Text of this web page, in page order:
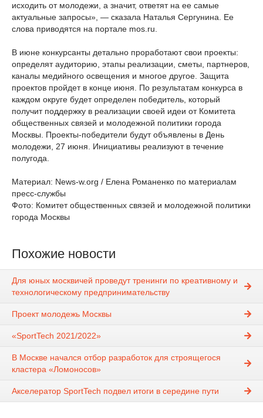
исходить от молодежи, а значит, ответят на ее самые
актуальные запросы», — сказала Наталья Сергунина. Ее
слова приводятся на портале mos.ru.
В июне конкурсанты детально проработают свои проекты:
определят аудиторию, этапы реализации, сметы, партнеров,
каналы медийного освещения и многое другое. Защита
проектов пройдет в конце июня. По результатам конкурса в
каждом округе будет определен победитель, который
получит поддержку в реализации своей идеи от Комитета
общественных связей и молодежной политики города
Москвы. Проекты-победители будут объявлены в День
молодежи, 27 июня. Инициативы реализуют в течение
полугода.
Материал: News-w.org / Елена Романенко по материалам
пресс-службы
Фото: Комитет общественных связей и молодежной политики
города Москвы
Похожие новости
Для юных москвичей проведут тренинги по креативному и
технологическому предпринимательству
Проект молодежь Москвы
«SportTech 2021/2022»
В Москве начался отбор разработок для строящегося
кластера «Ломоносов»
Акселератор SportTech подвел итоги в середине пути